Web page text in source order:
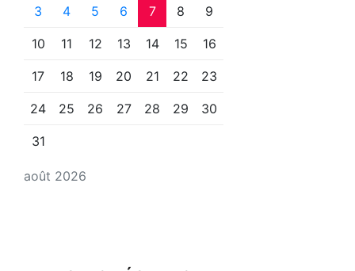
août 2026
3 4 5 6 7 8 9
10 11 12 13 14 15 16
17 18 19 20 21 22 23
24 25 26 27 28 29 30
31